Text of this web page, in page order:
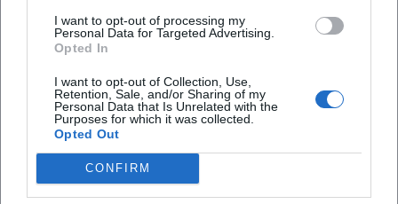
I want to opt-out of processing my
Personal Data for Targeted Advertising.
Opted In
I want to opt-out of Collection, Use,
Retention, Sale, and/or Sharing of my
Personal Data that Is Unrelated with the
Purposes for which it was collected.
Opted Out
CONFIRM
Laura Müller